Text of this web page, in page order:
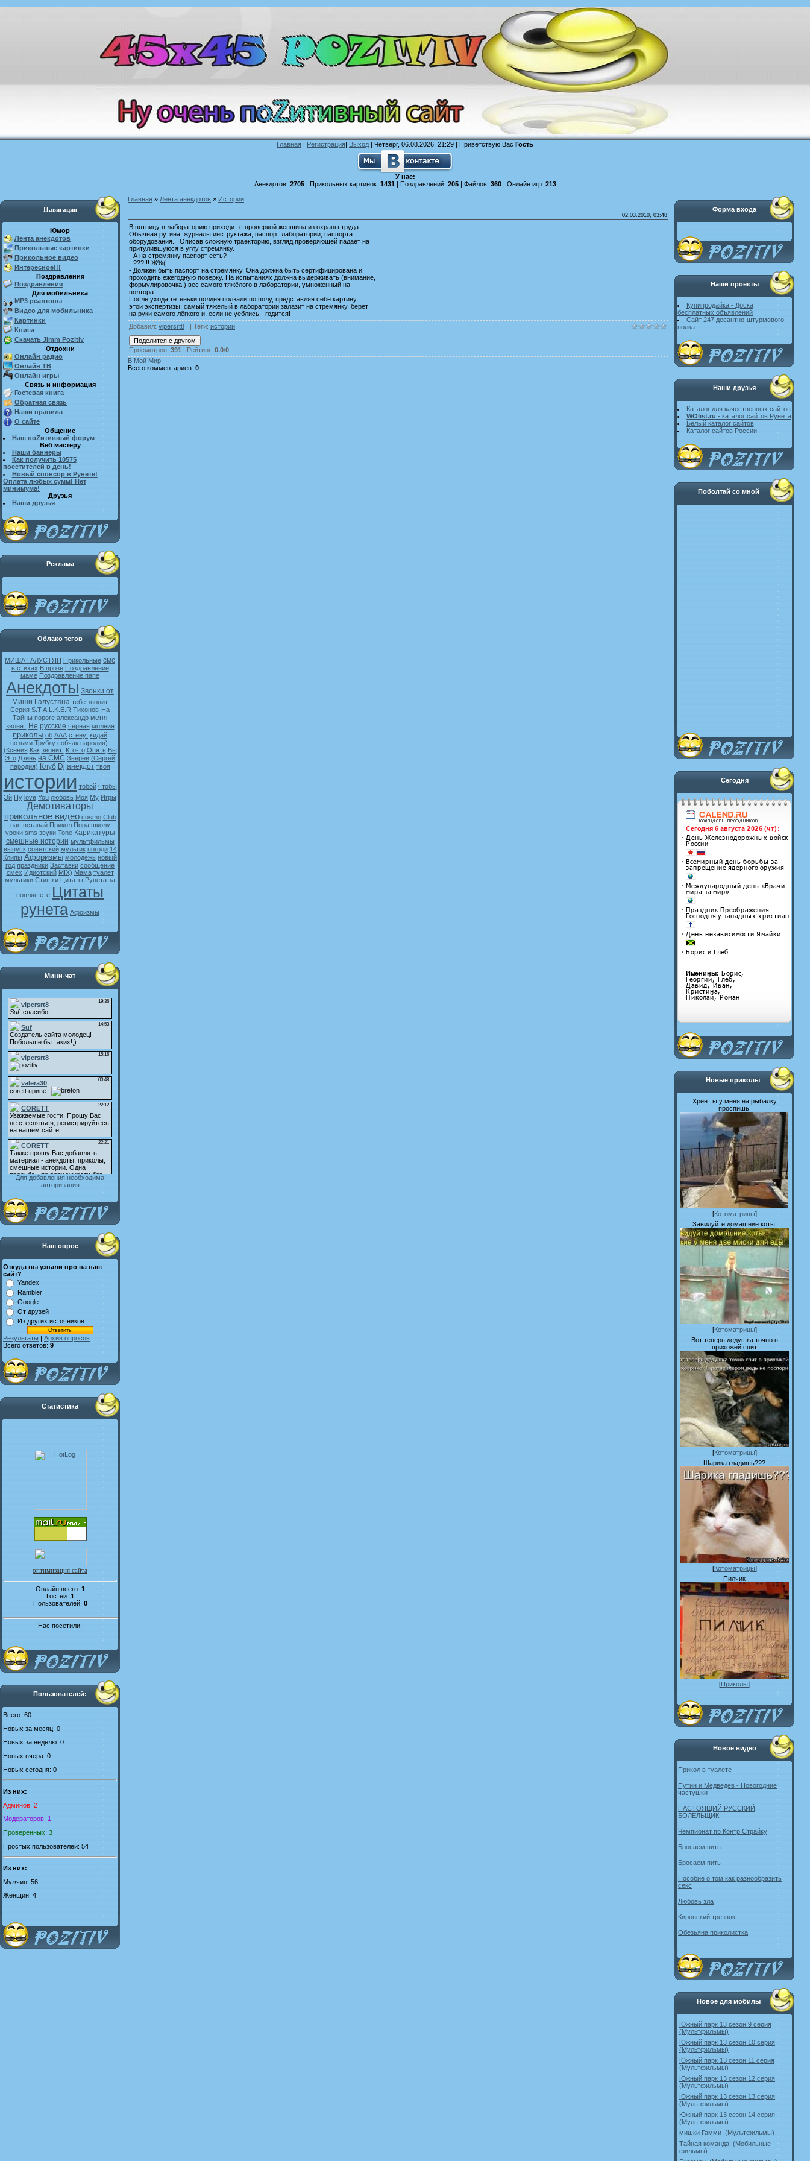
Главная | Регистрация| Выход | Четверг, 06.08.2026, 21:29 | Приветствую Вас Гость
У нас:
Анекдотов: 2705| Прикольных картинок: 1431| Поздравлений: 205| Файлов: 360| Онлайн игр: 213
Навигация
Юмор
Лента анекдотов
Прикольные картинки
Прикольное видео
Интересное!!!
Поздравления
Поздравления
Для мобильника
MP3 реалтоны
Видео для мобильника
Картинки
Книги
Скачать Jimm Pozitiv
Отдохни
Онлайн радио
Онлайн ТВ
Онлайн игры
Связь и информация
Гостевая книга
Обратная связь
Наши правила
О сайте
Общение
Наш поZитивный форум
Веб мастеру
Наши баннеры
Как получить 10575
посетителей в день!
Новый спонсор в Рунете!
Оплата любых сумм! Нет
минимума!
Друзья
Наши друзья
Реклама
Облако тегов
МИША ГАЛУСТЯН Прикольные смс
в стихах В прозе Поздравление
маме Поздравление папе
Анекдоты Звонки от
Миши Галустяна тебе звонит
Серия S.T.A.L.K.E.R Тихонов-На
Тайны пороге александр меня
звонят Не русские черная молния
приколы об ААА стену! кидай
возьми Трубку собчак пародия).
(Ксения Как звонит! Кто-то Опять Вы
Это Дзинь на СМС Зверев (Сергей
пародия) Клуб Dj анекдот твоя
истории тобой чтобы
Эй Ну love You любовь Моя My Игры
Демотиваторы
прикольное видео cosmo Club
нас вставай Прикол Пора школу
уроки sms звуки Tone Карикатуры
смешные истории мультфильмы
выпуск советский мультик погоди 14
Клипы Афоризмы молодежь новый
год праздники Заставки сообщение
смех Идиотский MIX) Мама туалет
мультики Стишки Цитаты Рунета за
попляшете Цитаты
рунета Афоизмы
Мини-чат
Для добавления необходима
авторизация
Наш опрос
Откуда вы узнали про на наш
сайт?
Yandex
Rambler
Google
От друзей
Из других источников
Результаты | Архив опросов
Всего ответов: 9
Статистика
оптимизация сайта
Онлайн всего: 1
Гостей: 1
Пользователей: 0
Нас посетили:
Пользователей:
Всего: 60
Новых за месяц: 0
Новых за неделю: 0
Новых вчера: 0
Новых сегодня: 0
Из них:
Админов: 2
Модераторов: 1
Проверенных: 3
Простых пользователей: 54
Из них:
Мужчин: 56
Женщин: 4
Главная » Лента анекдотов » Истории
02.03.2010, 03:48
В пятницу в лабораторию приходит с проверкой женщина из охраны труда.
Обычная рутина, журналы инструктажа, паспорт лаборатории, паспорта
оборудования... Описав сложную траекторию, взгляд проверяющей падает на
притулившуюся в углу стремянку.
- А на стремянку паспорт есть?
- ???!!! Ж%(
- Должен быть паспорт на стремянку. Она должна быть сертифицирована и
проходить ежегодную поверку. На испытаниях должна выдерживать (внимание,
формулировочка!) вес самого тяжёлого в лаборатории, умноженный на
полтора.
После ухода тётеньки полдня ползали по полу, представляя себе картину
этой экспертизы: самый тяжёлый в лаборатории залазит на стремянку, берёт
на руки самого лёгкого и, если не уеблись - годится!
Добавил: vipersrt8 | | Теги: истории
Просмотров: 391 | Рейтинг: 0.0/0
В Мой Мир
Всего комментариев: 0
Форма входа
Наши проекты
Купипродайка - Доска
бесплатных объявлений
Сайт 247 десантно-штурмового
полка
Наши друзья
Каталог для качественных сайтов
WOlist.ru - каталог сайтов Рунета
Белый каталог сайтов
Каталог сайтов России
Поболтай со мной
Сегодня
Новые приколы
Хрен ты у меня на рыбалку
проспишь!
[Котоматрицы]
Завидуйте домашние коты!
[Котоматрицы]
Вот теперь дедушка точно в
прихожей спит
[Котоматрицы]
Шарика гладишь???
[Котоматрицы]
Пилчик
[Приколы]
Новое видео
Прикол в туалете
Путин и Медведев - Новогодние
частушки
НАСТОЯЩИЙ РУССКИЙ
БОЛЕЛЬЩИК
Чемпионат по Контр Страйку
Бросаем пить
Бросаем пить
Пособие о том как разнообразить
секс
Любовь зла
Кировский трезвяк
Обезьяна приколистка
Новое для мобилы
Южный парк 13 сезон 9 серия
(Мультфильмы)
Южный парк 13 сезон 10 серия
(Мультфильмы)
Южный парк 13 сезон 11 серия
(Мультфильмы)
Южный парк 13 сезон 12 серия
(Мультфильмы)
Южный парк 13 сезон 13 серия
(Мультфильмы)
Южный парк 13 сезон 14 серия
(Мультфильмы)
мишки Гамми (Мультфильмы)
Тайная команда (Мобильные
фильмы)